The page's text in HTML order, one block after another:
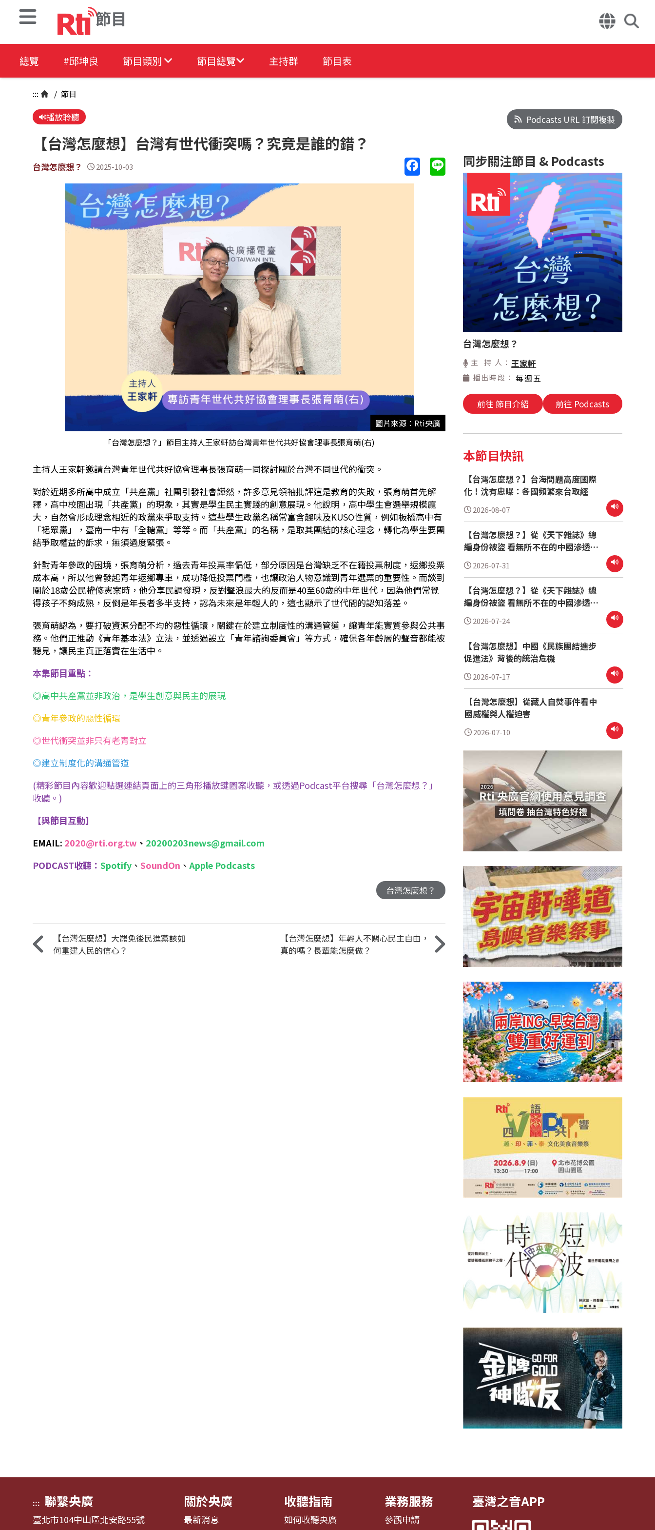
節目
總覽 #邱坤良 節目類別 節目總覽 主持群 節目表
::: / 節目
播放聆聽
【台灣怎麼想】台灣有世代衝突嗎？究竟是誰的錯？
台灣怎麼想？ 2025-10-03
圖片來源：Rti央廣
「台灣怎麼想？」節目主持人王家軒訪台灣青年世代共好協會理事長張育萌(右)
主持人王家軒邀請台灣青年世代共好協會理事長張育萌一同探討關於台灣不同世代的衝突。
對於近期多所高中成立「共產黨」社團引發社會譁然，許多意見領袖批評這是教育的失敗，張育萌首先解
釋，高中校園出現「共產黨」的現象，其實是學生民主實踐的創意展現。他說明，高中學生會選舉規模龐
大，自然會形成理念相近的政黨來爭取支持。這些學生政黨名稱常富含趣味及KUSO性質，例如板橋高中有
「裙眾黨」，臺南一中有「全糖黨」等等。而「共產黨」的名稱，是取其團結的核心理念，轉化為學生要團
結爭取權益的訴求，無須過度緊張。
針對青年參政的困境，張育萌分析，過去青年投票率偏低，部分原因是台灣缺乏不在籍投票制度，返鄉投票
成本高，所以他曾發起青年返鄉專車，成功降低投票門檻，也讓政治人物意識到青年選票的重要性。而談到
關於18歲公民權修憲案時，他分享民調發現，反對聲浪最大的反而是40至60歲的中年世代，因為他們常覺
得孩子不夠成熟，反倒是年長者多半支持，認為未來是年輕人的，這也顯示了世代間的認知落差。
張育萌認為，要打破資源分配不均的惡性循環，關鍵在於建立制度性的溝通管道，讓青年能實質參與公共事
務。他們正推動《青年基本法》立法，並透過設立「青年諮詢委員會」等方式，確保各年齡層的聲音都能被
聽見，讓民主真正落實在生活中。
本集節目重點：
◎高中共產黨並非政治，是學生創意與民主的展現
◎青年參政的惡性循環
◎世代衝突並非只有老青對立
◎建立制度化的溝通管道
(精彩節目內容歡迎點選連結頁面上的三角形播放鍵圖案收聽，或透過Podcast平台搜尋「台灣怎麼想？」
收聽。)
【與節目互動】
EMAIL: 2020@rti.org.tw 、 20200203news@gmail.com
PODCAST收聽：Spotify 、SoundOn 、Apple Podcasts
台灣怎麼想？
【台灣怎麼想】大罷免後民進黨該如
何重建人民的信心？
【台灣怎麼想】年輕人不關心民主自由，
真的嗎？長輩能怎麼做？
Podcasts URL 訂閱複製
同步關注節目 & Podcasts
台灣怎麼想？
主 持 人： 王家軒
播出時段： 每週五
前往 節目介紹 前往 Podcasts
本節目快訊
【台灣怎麼想？】台海問題高度國際
化！沈有忠曝：各國頻繁來台取經
2026-08-07
【台灣怎麼想？】從《天下雜誌》總
編身份被盜 看無所不在的中國滲透
(下)
2026-07-31
【台灣怎麼想？】從《天下雜誌》總
編身份被盜 看無所不在的中國滲透
(上)
2026-07-24
【台灣怎麼想】中國《民族團結進步
促進法》背後的統治危機
2026-07-17
【台灣怎麼想】從藏人自焚事件看中
國威權與人權迫害
2026-07-10
::: 聯繫央廣
臺北市104中山區北安路55號
關於央廣
最新消息
收聽指南
如何收聽央廣
業務服務
參觀申請
臺灣之音APP